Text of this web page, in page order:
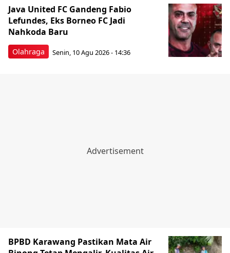
Olahraga
Java United FC Gandeng Fabio
Lefundes, Eks Borneo FC Jadi
Nahkoda Baru
Senin, 10 Agu 2026 - 14:36
BPBD Karawang Pastikan Mata Air